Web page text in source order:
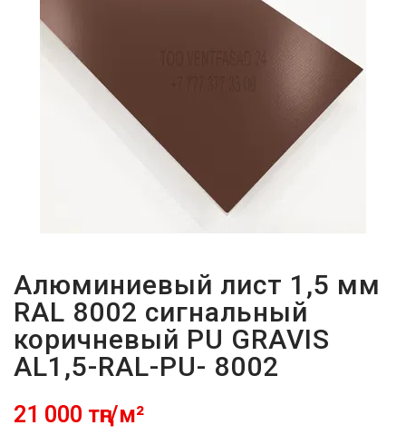
Алюминиевый лист 1,5 мм
RAL 8002 сигнальный
коричневый PU GRAVIS
AL1,5-RAL-PU- 8002
21 000 тңг/м²